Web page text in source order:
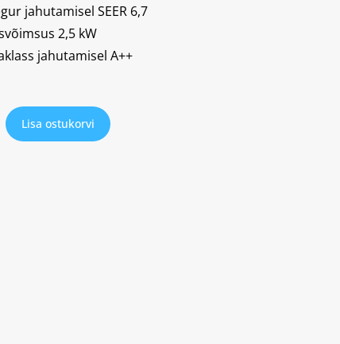
jahutamisel SEER 6,7
2,5 kW
jahutamisel A++
Lisa ostukorvi